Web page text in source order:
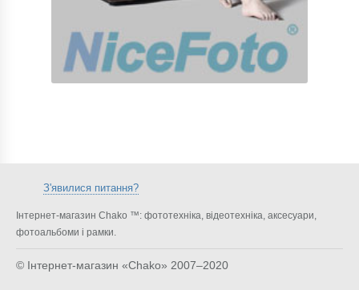
З'явилися питання?
Інтернет-магазин Chako ™: фототехніка, відеотехніка, аксесуари,
фотоальбоми і рамки.
© Інтернет-магазин «Chako» 2007–2020